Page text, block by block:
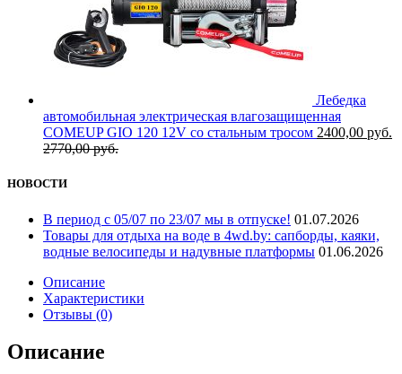
Лебедка
автомобильная электрическая влагозащищенная
COMEUP GIO 120 12V со стальным тросом 2400,00 руб.
2770,00руб.
НОВОСТИ
В период с 05/07 по 23/07 мы в отпуске! 01.07.2026
Товары для отдыха на воде в 4wd.by: сапборды, каяки,
водные велосипеды и надувные платформы 01.06.2026
Описание
Характеристики
Отзывы (0)
Описание